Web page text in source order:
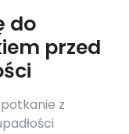
do
przed
z